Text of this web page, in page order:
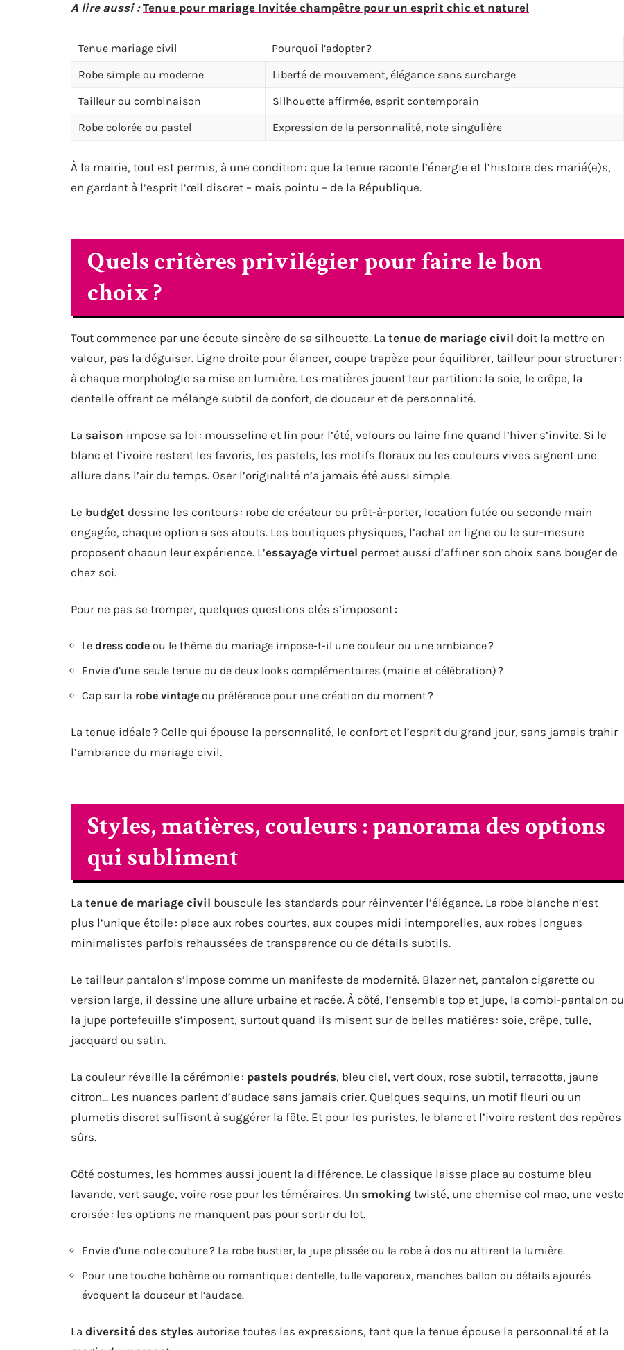
A lire aussi : Tenue pour mariage Invitée champêtre pour un esprit chic et naturel
Tenue mariage civil
Pourquoi l’adopter ?
Robe simple ou moderne
Liberté de mouvement, élégance sans surcharge
Tailleur ou combinaison
Silhouette affirmée, esprit contemporain
Robe colorée ou pastel
Expression de la personnalité, note singulière
À la mairie, tout est permis, à une condition : que la tenue raconte l’énergie et l’histoire des marié(e)s,
en gardant à l’esprit l’œil discret – mais pointu – de la République.
Quels critères privilégier pour faire le bon
choix ?
Tout commence par une écoute sincère de sa silhouette. La tenue de mariage civil doit la mettre en
valeur, pas la déguiser. Ligne droite pour élancer, coupe trapèze pour équilibrer, tailleur pour structurer :
à chaque morphologie sa mise en lumière. Les matières jouent leur partition : la soie, le crêpe, la
dentelle offrent ce mélange subtil de confort, de douceur et de personnalité.
La saison impose sa loi : mousseline et lin pour l’été, velours ou laine fine quand l’hiver s’invite. Si le
blanc et l’ivoire restent les favoris, les pastels, les motifs floraux ou les couleurs vives signent une
allure dans l’air du temps. Oser l’originalité n’a jamais été aussi simple.
Le budget dessine les contours : robe de créateur ou prêt-à-porter, location futée ou seconde main
engagée, chaque option a ses atouts. Les boutiques physiques, l’achat en ligne ou le sur-mesure
proposent chacun leur expérience. L’essayage virtuel permet aussi d’affiner son choix sans bouger de
chez soi.
Pour ne pas se tromper, quelques questions clés s’imposent :
Le dress code ou le thème du mariage impose-t-il une couleur ou une ambiance ?
Envie d’une seule tenue ou de deux looks complémentaires (mairie et célébration) ?
Cap sur la robe vintage ou préférence pour une création du moment ?
La tenue idéale ? Celle qui épouse la personnalité, le confort et l’esprit du grand jour, sans jamais trahir
l’ambiance du mariage civil.
Styles, matières, couleurs : panorama des options
qui subliment
La tenue de mariage civil bouscule les standards pour réinventer l’élégance. La robe blanche n’est
plus l’unique étoile : place aux robes courtes, aux coupes midi intemporelles, aux robes longues
minimalistes parfois rehaussées de transparence ou de détails subtils.
Le tailleur pantalon s’impose comme un manifeste de modernité. Blazer net, pantalon cigarette ou
version large, il dessine une allure urbaine et racée. À côté, l’ensemble top et jupe, la combi-pantalon ou
la jupe portefeuille s’imposent, surtout quand ils misent sur de belles matières : soie, crêpe, tulle,
jacquard ou satin.
La couleur réveille la cérémonie : pastels poudrés, bleu ciel, vert doux, rose subtil, terracotta, jaune
citron… Les nuances parlent d’audace sans jamais crier. Quelques sequins, un motif fleuri ou un
plumetis discret suffisent à suggérer la fête. Et pour les puristes, le blanc et l’ivoire restent des repères
sûrs.
Côté costumes, les hommes aussi jouent la différence. Le classique laisse place au costume bleu
lavande, vert sauge, voire rose pour les téméraires. Un smoking twisté, une chemise col mao, une veste
croisée : les options ne manquent pas pour sortir du lot.
Envie d’une note couture ? La robe bustier, la jupe plissée ou la robe à dos nu attirent la lumière.
Pour une touche bohème ou romantique : dentelle, tulle vaporeux, manches ballon ou détails ajourés
évoquent la douceur et l’audace.
La diversité des styles autorise toutes les expressions, tant que la tenue épouse la personnalité et la